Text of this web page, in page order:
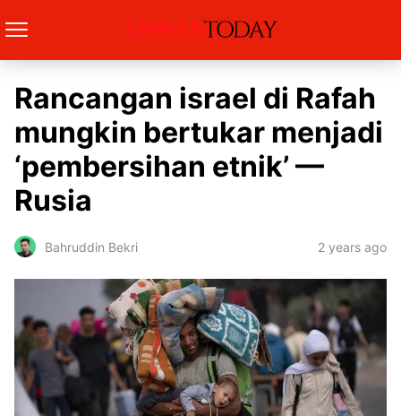
Rancangan israel di Rafah
mungkin bertukar menjadi
‘pembersihan etnik’ —
Rusia
Bahruddin Bekri 2 years ago